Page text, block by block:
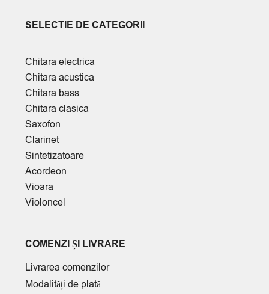
SELECTIE DE CATEGORII
Chitara electrica
Chitara acustica
Chitara bass
Chitara clasica
Saxofon
Clarinet
Sintetizatoare
Acordeon
Vioara
Violoncel
COMENZI ȘI LIVRARE
Livrarea comenzilor
Modalități de plată